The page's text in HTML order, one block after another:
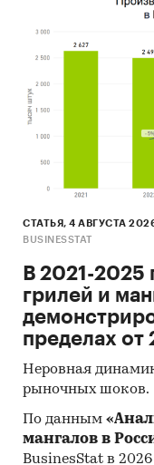
СТАТЬЯ, 4 АВГУСТА
BUSINESSTAT
В 2021-2025
грилей и
пределах от
Неровная
рыночных шоков.
По данным
мангалов в
BusinesStat в 2026